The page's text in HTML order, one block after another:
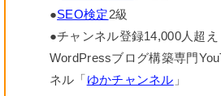
●SEO検定2級
●チャンネル登録14,000人超え
WordPressブログ構築専門
ネル「 ゆかチャンネル 」